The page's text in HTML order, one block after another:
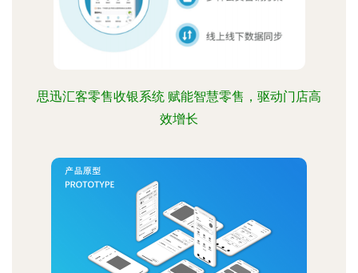
思迅汇客零售收银系统 赋能智慧零售，驱动门店高
效增长